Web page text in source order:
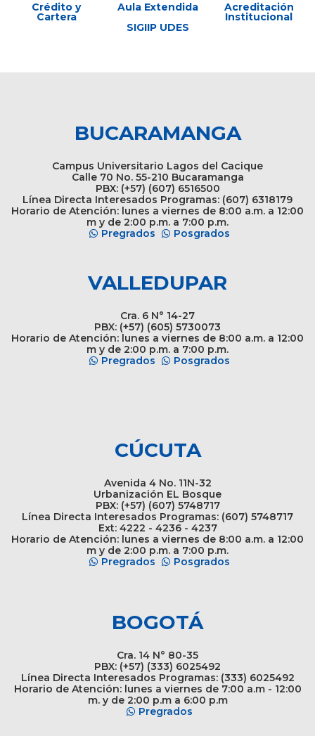
Crédito y
Cartera
Aula Extendida
SIGIIP UDES
Acreditación
Institucional
BUCARAMANGA
Campus Universitario Lagos del Cacique
Calle 70 No. 55-210 Bucaramanga
PBX: (+57) (607) 6516500
Línea Directa Interesados Programas: (607) 6318179
Horario de Atención: lunes a viernes de 8:00 a.m. a 12:00
m y de 2:00 p.m. a 7:00 p.m.
Pregrados
Posgrados
VALLEDUPAR
Cra. 6 N° 14-27
PBX: (+57) (605) 5730073
Horario de Atención: lunes a viernes de 8:00 a.m. a 12:00
m y de 2:00 p.m. a 7:00 p.m.
Pregrados
Posgrados
CÚCUTA
Avenida 4 No. 11N-32
Urbanización EL Bosque
PBX: (+57) (607) 5748717
Línea Directa Interesados Programas: (607) 5748717
Ext: 4222 - 4236 - 4237
Horario de Atención: lunes a viernes de 8:00 a.m. a 12:00
m y de 2:00 p.m. a 7:00 p.m.
Pregrados
Posgrados
BOGOTÁ
Cra. 14 N° 80-35
PBX: (+57) (333) 6025492
Línea Directa Interesados Programas: (333) 6025492
Horario de Atención: lunes a viernes de 7:00 a.m - 12:00
m. y de 2:00 p.m a 6:00 p.m
Pregrados